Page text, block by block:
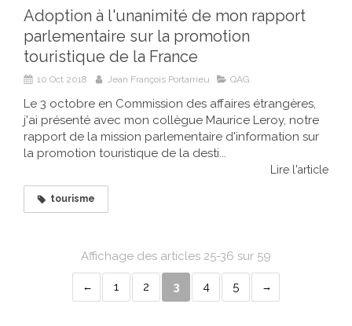
Adoption à l'unanimité de mon rapport
parlementaire sur la promotion
touristique de la France
10 Oct 2018 Jean François Portarrieu QAG
Le 3 octobre en Commission des affaires étrangères,
j'ai présenté avec mon collègue Maurice Leroy, notre
rapport de la mission parlementaire d'information sur
la promotion touristique de la desti...
Lire l'article
tourisme
Affichage des articles 25-36 sur 59
1 2 3 4 5